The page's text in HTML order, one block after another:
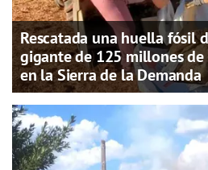
Rescatada una huella fósil
gigante de 125 millones
en la Sierra de la Demanda